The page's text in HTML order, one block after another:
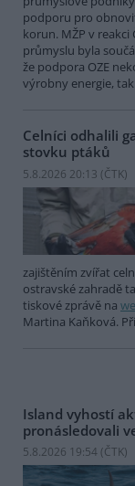
podporu pro
korun. MŽP v reakci
průmyslu byla
že podpora OZE
výrobny energie,
Celníci odhalili
stovku ptáků
5.8.2026 20:13 (ČTK)
zajištěním zvířat
ostravské zahradě
tiskové zprávě na
Martina Kaňková.
Island vyhostí
pronásledovali
5.8.2026 19:54 (ČTK)